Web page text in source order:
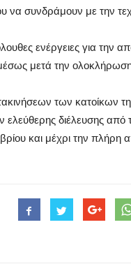
να συνδράμουν με την
ενέργειες για την
μετά την
των κατοίκων
ελεύθερης διέλευσης
και μέχρι την πλήρη